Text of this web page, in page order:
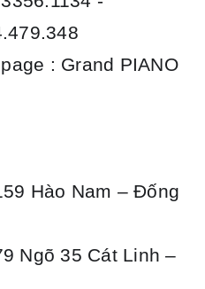
: Grand PIANO
Hào Nam – Đống
Ngõ 35 Cát Linh –